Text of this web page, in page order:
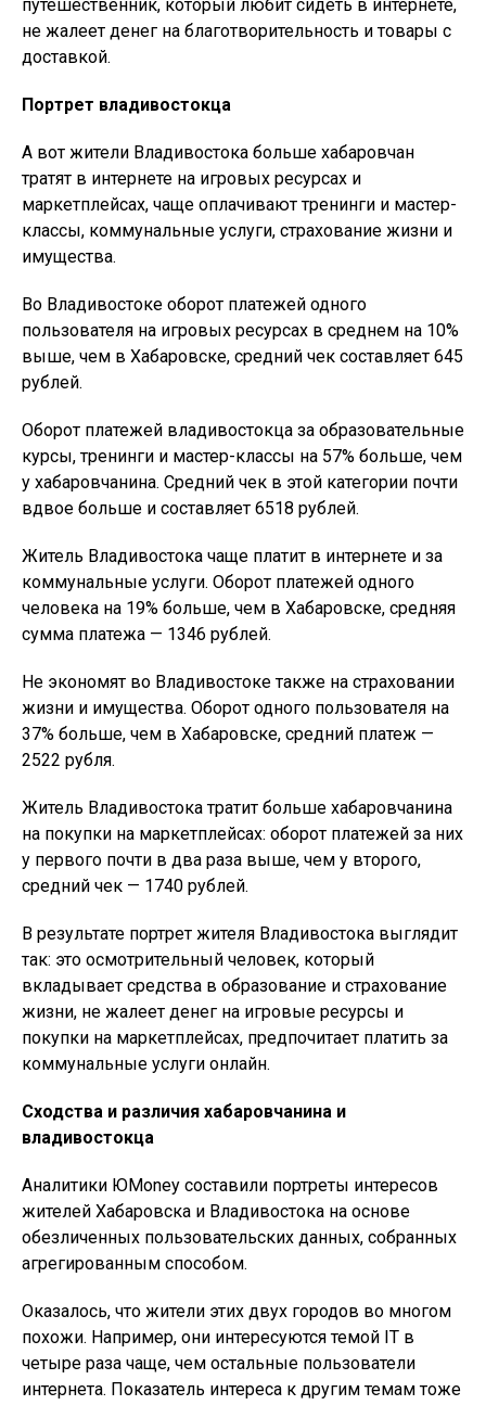
путешественник, который любит сидеть в интернете,
не жалеет денег на благотворительность и товары с
доставкой.
Портрет владивостокца
А вот жители Владивостока больше хабаровчан
тратят в интернете на игровых ресурсах и
маркетплейсах, чаще оплачивают тренинги и мастер-
классы, коммунальные услуги, страхование жизни и
имущества.
Во Владивостоке оборот платежей одного
пользователя на игровых ресурсах в среднем на 10%
выше, чем в Хабаровске, средний чек составляет 645
рублей.
Оборот платежей владивостокца за образовательные
курсы, тренинги и мастер-классы на 57% больше, чем
у хабаровчанина. Средний чек в этой категории почти
вдвое больше и составляет 6518 рублей.
Житель Владивостока чаще платит в интернете и за
коммунальные услуги. Оборот платежей одного
человека на 19% больше, чем в Хабаровске, средняя
сумма платежа — 1346 рублей.
Не экономят во Владивостоке также на страховании
жизни и имущества. Оборот одного пользователя на
37% больше, чем в Хабаровске, средний платеж —
2522 рубля.
Житель Владивостока тратит больше хабаровчанина
на покупки на маркетплейсах: оборот платежей за них
у первого почти в два раза выше, чем у второго,
средний чек — 1740 рублей.
В результате портрет жителя Владивостока выглядит
так: это осмотрительный человек, который
вкладывает средства в образование и страхование
жизни, не жалеет денег на игровые ресурсы и
покупки на маркетплейсах, предпочитает платить за
коммунальные услуги онлайн.
Сходства и различия хабаровчанина и
владивостокца
Аналитики ЮMoney составили портреты интересов
жителей Хабаровска и Владивостока на основе
обезличенных пользовательских данных, собранных
агрегированным способом.
Оказалось, что жители этих двух городов во многом
похожи. Например, они интересуются темой IT в
четыре раза чаще, чем остальные пользователи
интернета. Показатель интереса к другим темам тоже